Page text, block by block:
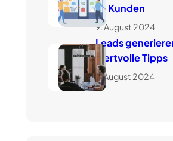
zu Kunden
9. August 2024
Leads
wertvolle Tipps
7. August 2024